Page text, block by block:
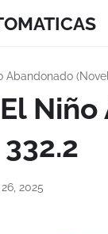
Abandonado
2025